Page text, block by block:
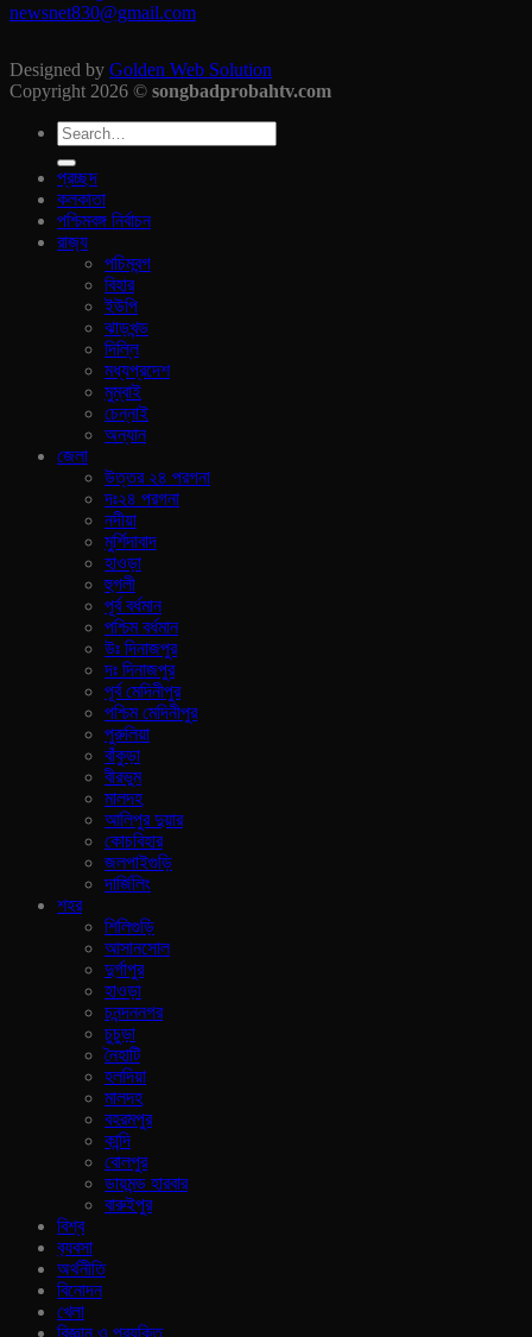
newsnet830@gmail.com
Designed by Golden Web Solution
Copyright 2026 © songbadprobahtv.com
প্রচ্ছদ
কলকাতা
পশ্চিমবঙ্গ নির্বাচন
রাজ‍্য
পচিমবন্গ
বিহার
ইউপি
ঝাড়খন্ড
দিল্লি
মধ্যপ্রদেশ
মুম্বাই
চেন্নাই
অন্যান
জেলা
উত্তর ২৪ পরগনা
দঃ২৪ পরগনা
নদীয়া
মুর্শিদাবাদ
হাওড়া
হুগলী
পূর্ব বর্ধমান
পশ্চিম বর্ধমান
উঃ দিনাজপুর
দঃ দিনাজপুর
পূর্ব মেদিনীপুর
পশ্চিম মেদিনীপুর
পুরুলিয়া
বাঁকুড়া
বীরভুম
মালদহ
আলিপুর দুয়ার
কোচবিহার
জলপাইগুড়ি
দার্জিলিং
শহর
শিলিগুড়ি
আসানসোল
দুর্গাপুর
হাওড়া
চনন্দননগর
চুচুড়া
নৈহাটি
হলদিয়া
মালদহ
বহরমপুর
কান্দি
বোলপুর
ডায়মন্ড হারবার
বারুইপুর
বিশ্ব
ব‍্যবসা
অর্থনীতি
বিনোদন
খেলা